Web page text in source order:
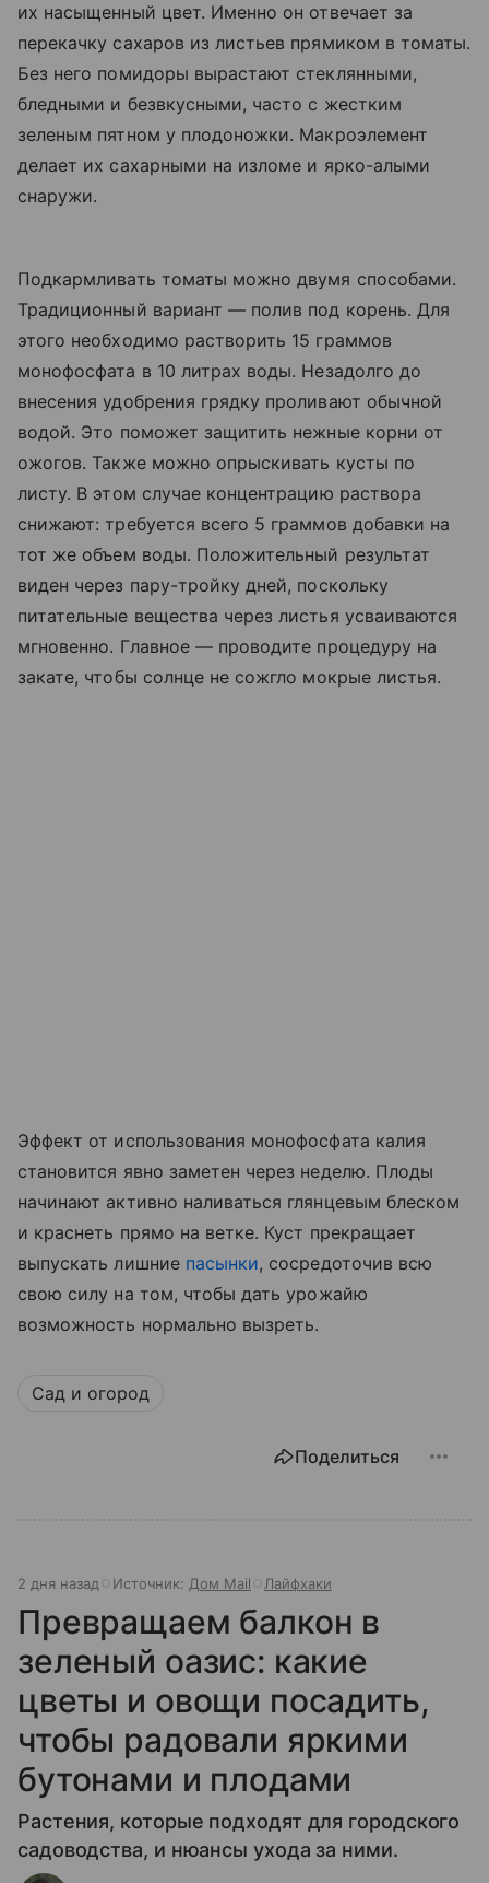
их насыщенный цвет. Именно он отвечает за
перекачку сахаров из листьев прямиком в томаты.
Без него помидоры вырастают стеклянными,
бледными и безвкусными, часто с жестким
зеленым пятном у плодоножки. Макроэлемент
делает их сахарными на изломе и ярко-алыми
снаружи.
Подкармливать томаты можно двумя способами.
Традиционный вариант — полив под корень. Для
этого необходимо растворить 15 граммов
монофосфата в 10 литрах воды. Незадолго до
внесения удобрения грядку проливают обычной
водой. Это поможет защитить нежные корни от
ожогов. Также можно опрыскивать кусты по
листу. В этом случае концентрацию раствора
снижают: требуется всего 5 граммов добавки на
тот же объем воды. Положительный результат
виден через пару-тройку дней, поскольку
питательные вещества через листья усваиваются
мгновенно. Главное — проводите процедуру на
закате, чтобы солнце не сожгло мокрые листья.
Эффект от использования монофосфата калия
становится явно заметен через неделю. Плоды
начинают активно наливаться глянцевым блеском
и краснеть прямо на ветке. Куст прекращает
выпускать лишние пасынки, сосредоточив всю
свою силу на том, чтобы дать урожайю
возможность нормально вызреть.
Сад и огород
Поделиться
2 дня назад Источник: Дом Mail Лайфхаки
Превращаем балкон в
зеленый оазис: какие
цветы и овощи посадить,
чтобы радовали яркими
бутонами и плодами
Растения, которые подходят для городского
садоводства, и нюансы ухода за ними.